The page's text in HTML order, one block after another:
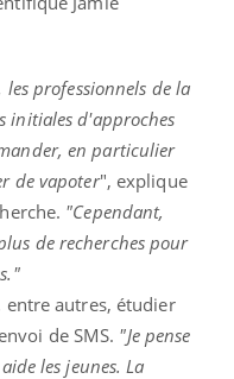
les professionnels de la
initiales d'approches
en particulier
de vapoter", explique
"Cependant,
de recherches pour
entre autres, étudier
de SMS. "Je pense
les jeunes. La